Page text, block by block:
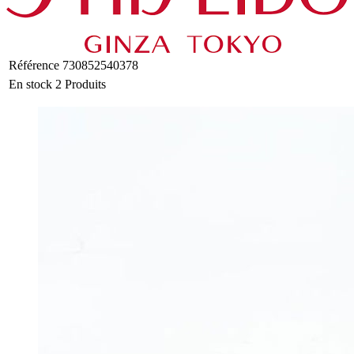
Référence 730852540378
En stock 2 Produits